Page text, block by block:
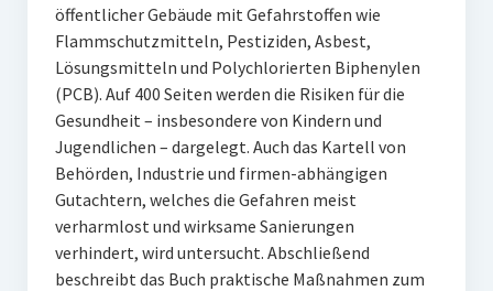
öffentlicher Gebäude mit Gefahrstoffen wie
Flammschutzmitteln, Pestiziden, Asbest,
Lösungsmitteln und Polychlorierten Biphenylen
(PCB). Auf 400 Seiten werden die Risiken für die
Gesundheit – insbesondere von Kindern und
Jugendlichen – dargelegt. Auch das Kartell von
Behörden, Industrie und firmen-abhängigen
Gutachtern, welches die Gefahren meist
verharmlost und wirksame Sanierungen
verhindert, wird untersucht. Abschließend
beschreibt das Buch praktische Maßnahmen zum